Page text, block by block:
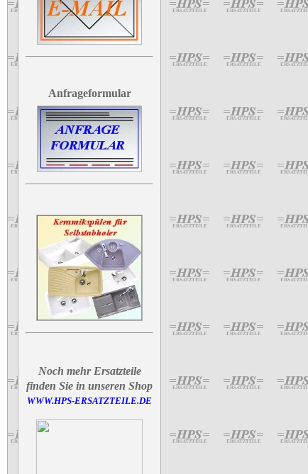
Anfrageformular
Noch mehr Ersatzteile
finden Sie in unseren Shop
WWW.HPS-ERSATZTEILE.DE